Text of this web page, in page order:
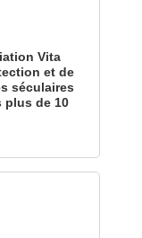
Vita
et de
séculaires
plus de 10